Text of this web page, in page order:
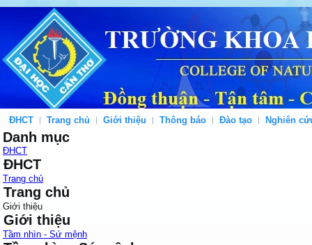
ĐHCT Trang chủ Giới thiệu Thông báo Đào tạo Nghiên
Danh mục
ĐHCT
ĐHCT
Trang chủ
Trang chủ
Giới thiệu
Giới thiệu
Tầm nhìn - Sứ mệnh